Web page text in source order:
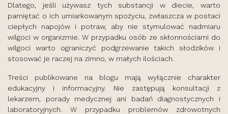
Dlatego, jeśli używasz tych substancji w diecie, warto
pamiętać o ich umiarkowanym spożyciu, zwłaszcza w postaci
ciepłych napojów i potraw, aby nie stymulować nadmiaru
wilgoci w organizmie. W przypadku osób ze skłonnościami do
wilgoci warto ograniczyć podgrzewanie takich słodzików i
stosować je raczej na zimno, w małych ilościach.
Treści publikowane na blogu mają wyłącznie charakter
edukacyjny i informacyjny. Nie zastępują konsultacji z
lekarzem, porady medycznej ani badań diagnostycznych i
laboratoryjnych. W przypadku problemów zdrowotnych